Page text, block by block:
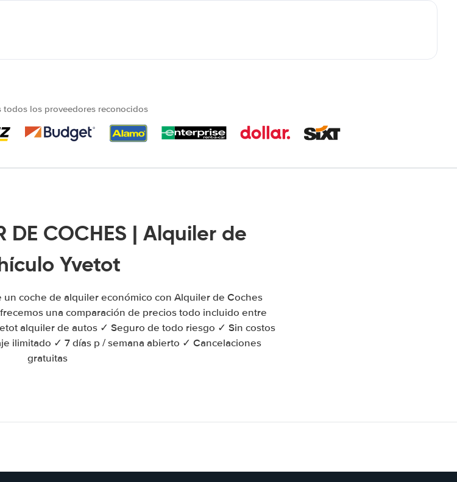
todos los proveedores reconocidos
DE COCHES | Alquiler de
Yvetot
coche de alquiler económico con Alquiler de Coches
una comparación de precios todo incluido entre
alquiler de autos ✓ Seguro de todo riesgo ✓ Sin costos
ilimitado ✓ 7 días p / semana abierto ✓ Cancelaciones
gratuitas